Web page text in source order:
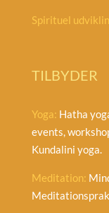
Spirituel
TILBYDER
Yoga: Hatha
events,
Kundalini yoga.
Meditation: